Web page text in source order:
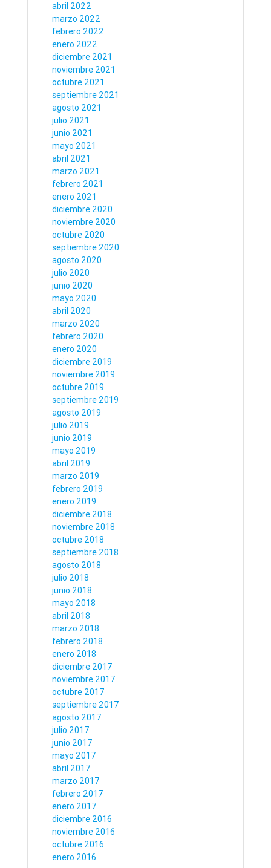
abril 2022
marzo 2022
febrero 2022
enero 2022
diciembre 2021
noviembre 2021
octubre 2021
septiembre 2021
agosto 2021
julio 2021
junio 2021
mayo 2021
abril 2021
marzo 2021
febrero 2021
enero 2021
diciembre 2020
noviembre 2020
octubre 2020
septiembre 2020
agosto 2020
julio 2020
junio 2020
mayo 2020
abril 2020
marzo 2020
febrero 2020
enero 2020
diciembre 2019
noviembre 2019
octubre 2019
septiembre 2019
agosto 2019
julio 2019
junio 2019
mayo 2019
abril 2019
marzo 2019
febrero 2019
enero 2019
diciembre 2018
noviembre 2018
octubre 2018
septiembre 2018
agosto 2018
julio 2018
junio 2018
mayo 2018
abril 2018
marzo 2018
febrero 2018
enero 2018
diciembre 2017
noviembre 2017
octubre 2017
septiembre 2017
agosto 2017
julio 2017
junio 2017
mayo 2017
abril 2017
marzo 2017
febrero 2017
enero 2017
diciembre 2016
noviembre 2016
octubre 2016
enero 2016